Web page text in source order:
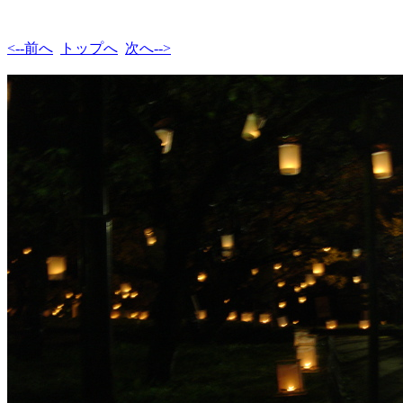
<--前へ トップへ 次へ-->